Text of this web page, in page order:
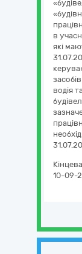
в
які
водія
10-09-